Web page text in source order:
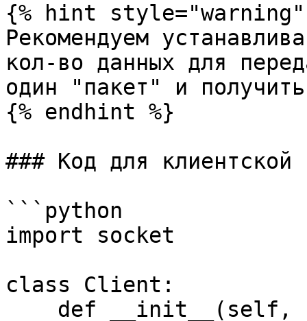
{% hint style="warning"
Рекомендуем
кол-во данных для
один "пакет" и
{% endhint %}
### Код для
```python
import socket
class Client: